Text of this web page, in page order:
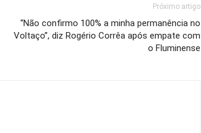
Próximo artigo
“Não confirmo 100% a minha permanência no
Voltaço”, diz Rogério Corrêa após empate com
o Fluminense